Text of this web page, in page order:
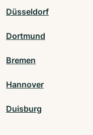
Düsseldorf
Dortmund
Bremen
Hannover
Duisburg